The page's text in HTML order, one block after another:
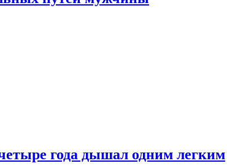
года дышал одним легким